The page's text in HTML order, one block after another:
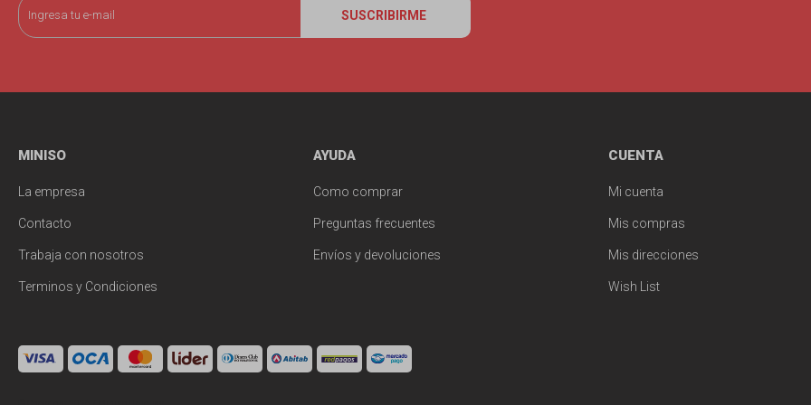
SUSCRIBIRME
MINISO
La empresa
Contacto
Trabaja con nosotros
Terminos y Condiciones
AYUDA
Como comprar
Preguntas frecuentes
Envíos y devoluciones
CUENTA
Mi cuenta
Mis compras
Mis direcciones
Wish List